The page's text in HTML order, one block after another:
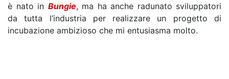
è nato in Bungie, ma ha anche radunato sviluppatori
da tutta l’industria per realizzare un progetto di
incubazione ambizioso che mi entusiasma molto.